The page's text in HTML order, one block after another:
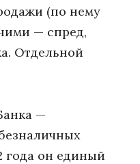
(по нему
— спред,
Отдельной
—
года он единый